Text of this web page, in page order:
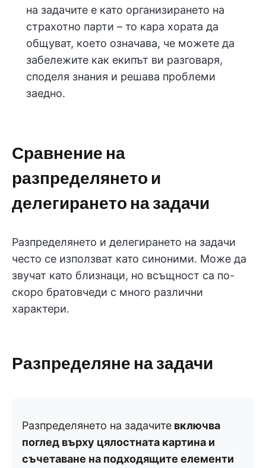
на задачите е като организирането на
страхотно парти – то кара хората да
общуват, което означава, че можете да
забележите как екипът ви разговаря,
споделя знания и решава проблеми
заедно.
Сравнение на
разпределянето и
делегирането на задачи
Разпределянето и делегирането на задачи
често се използват като синоними. Може да
звучат като близнаци, но всъщност са по-
скоро братовчеди с много различни
характери.
Разпределяне на задачи
Разпределянето на задачите включва
поглед върху цялостната картина и
съчетаване на подходящите елементи